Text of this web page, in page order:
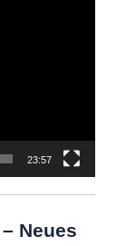
23:57
Neues